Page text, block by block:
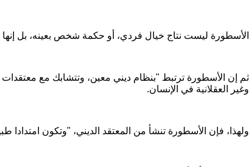
الأسطورة ليست نتاج خيال فردي، أو حكمة شخص بعينه، بل
ثم إن الأسطورة ترتبط "بنظام ديني معين، وتتشابك مع
وغير العقلانية في الإنسان.
ولهذا، فإن الأسطورة تنشأ من المعتقد الديني، "وتكون امتدادا